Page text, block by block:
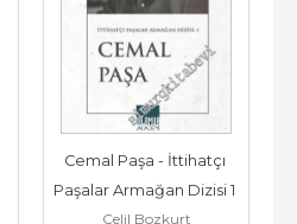
Cemal Paşa - İttihatçı
Paşalar Armağan Dizisi 1
-
Celil Bozkurt